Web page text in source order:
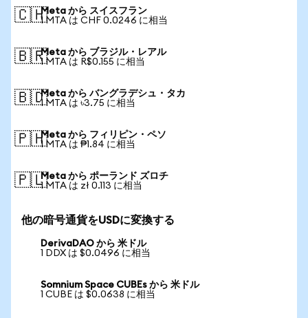
🇨🇭Meta から スイスフラン
1 MTA は CHF 0.0246 に相当
🇧🇷Meta から ブラジル・レアル
1 MTA は R$0.155 に相当
🇧🇩Meta から バングラデシュ・タカ
1 MTA は ৳3.75 に相当
🇵🇭Meta から フィリピン・ペソ
1 MTA は ₱1.84 に相当
🇵🇱Meta から ポーランド ズロチ
1 MTA は zł 0.113 に相当
他の暗号通貨をUSDに変換する
DerivaDAO から 米ドル
1 DDX は $0.0496 に相当
Somnium Space CUBEs から 米ドル
1 CUBE は $0.0638 に相当